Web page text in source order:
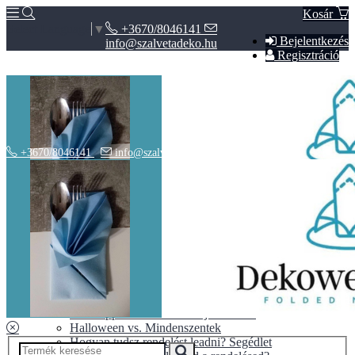
Kosár
Bejelentkezés
Regisztráció
▼
+3670/8046141
info@szalvetadeko.hu
Hírek
ÁSZF
Adatvédelem
BLOG
Halloween vs. Mindenszentek
Hogyan tudsz rendelést leadni? Segédlet
+3670/8046141 info@szalvetadeko.hu